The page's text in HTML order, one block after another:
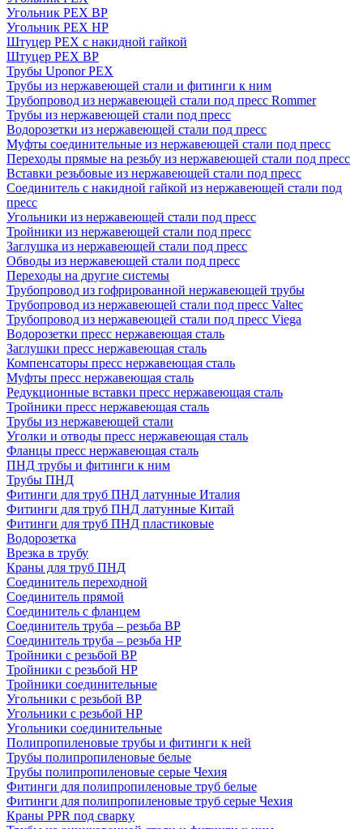
Угольник PEX ВР
Угольник PEX НР
Штуцер PEX c накидной гайкой
Штуцер PEX ВР
Трубы Uponor PEX
Трубы из нержавеющей стали и фитинги к ним
Трубопровод из нержавеющей стали под пресс Rommer
Трубы из нержавеющей стали под пресс
Водорозетки из нержавеющей стали под пресс
Муфты соединительные из нержавеющей стали под пресс
Переходы прямые на резьбу из нержавеющей стали под пресс
Вставки резьбовые из нержавеющей стали под пресс
Соединитель с накидной гайкой из нержавеющей стали под
пресс
Угольники из нержавеющей стали под пресс
Тройники из нержавеющей стали под пресс
Заглушка из нержавеющей стали под пресс
Обводы из нержавеющей стали под пресс
Переходы на другие системы
Трубопровод из гофрированной нержавеющей трубы
Трубопровод из нержавеющей стали под пресс Valtec
Трубопровод из нержавеющей стали под пресс Viega
Водорозетки пресс нержавеющая сталь
Заглушки пресс нержавеющая сталь
Компенсаторы пресс нержавеющая сталь
Муфты пресс нержавеющая сталь
Редукционные вставки пресс нержавеющая сталь
Тройники пресс нержавеющая сталь
Трубы из нержавеющей стали
Уголки и отводы пресс нержавеющая сталь
Фланцы пресс нержавеющая сталь
ПНД трубы и фитинги к ним
Трубы ПНД
Фитинги для труб ПНД латунные Италия
Фитинги для труб ПНД латунные Китай
Фитинги для труб ПНД пластиковые
Водорозетка
Врезка в трубу
Краны для труб ПНД
Соединитель переходной
Соединитель прямой
Соединитель с фланцем
Соединитель труба – резьба ВР
Соединитель труба – резьба НР
Тройники с резьбой ВР
Тройники с резьбой НР
Тройники соединительные
Угольники с резьбой ВР
Угольники с резьбой НР
Угольники соединительные
Полипропиленовые трубы и фитинги к ней
Трубы полипропиленовые белые
Трубы полипропиленовые серые Чехия
Фитинги для полипропиленовые труб белые
Фитинги для полипропиленовые труб серые Чехия
Краны PPR под сварку